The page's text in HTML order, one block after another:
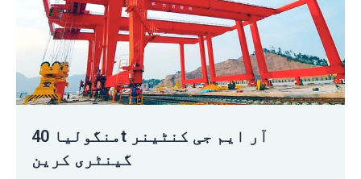
منگولیا 40t آر ایم جی کنٹینر
گینٹری کرین